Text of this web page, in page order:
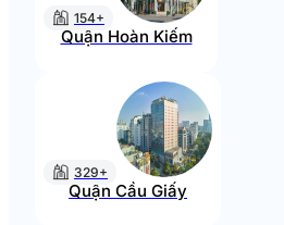
154+
Quận Hoàn Kiếm
329+
Quận Cầu Giấy